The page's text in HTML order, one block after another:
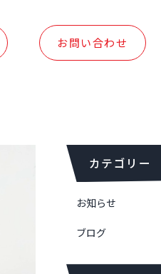
お問い合わせ
カテゴリー
お知らせ
ブログ